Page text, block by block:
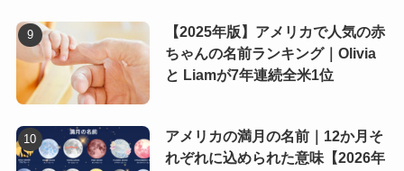
【2025年版】アメリカで人気の赤
ちゃんの名前ランキング｜Olivia
と Liamが7年連続全米1位
アメリカの満月の名前｜12か月そ
れぞれに込められた意味【2026年